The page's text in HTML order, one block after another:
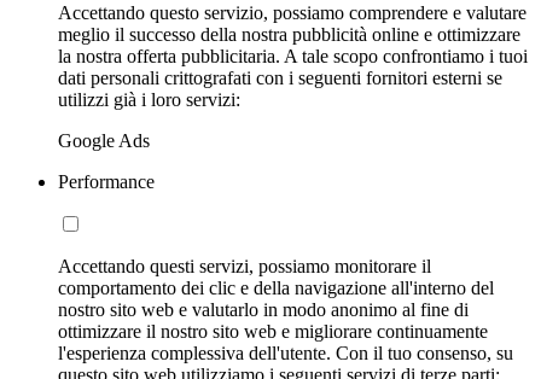
Accettando questo servizio, possiamo comprendere e valutare
meglio il successo della nostra pubblicità online e ottimizzare
la nostra offerta pubblicitaria. A tale scopo confrontiamo i tuoi
dati personali crittografati con i seguenti fornitori esterni se
utilizzi già i loro servizi:
Google Ads
Performance
Accettando questi servizi, possiamo monitorare il
comportamento dei clic e della navigazione all'interno del
nostro sito web e valutarlo in modo anonimo al fine di
ottimizzare il nostro sito web e migliorare continuamente
l'esperienza complessiva dell'utente. Con il tuo consenso, su
questo sito web utilizziamo i seguenti servizi di terze parti: